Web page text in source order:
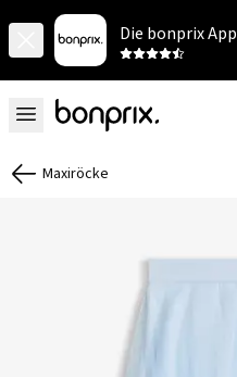
Die bonprix App
Maxiröcke